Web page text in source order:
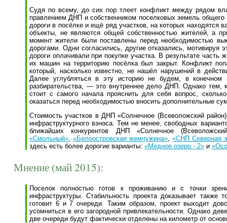
Судя по всему, до сих пор тлеет конфликт между рядом
правлением ДНП и собственником поселковых земель
дороги в посёлке и ещё ряд участков, на которых находятся
объекты, не являются общей собственностью жителей, а
момент жители были поставлены перед необходимостью
дорогами. Одни согласились, другие отказались, мотивируя
дороги оплачивали при покупке участка. В результате часть
их машин на территорию посёлка был закрыт. Конфликт
который, насколько известно, не нашёл нарушений в
Далее углубляться в эту историю не будем, в
разбирательства, — это внутреннее дело ДНП. Однако тем,
стоит с самого начала прояснить для себя вопрос,
оказаться перед необходимостью вносить дополнительные
Стоимость участков в ДНП «Солнечное (Всеволожский
инфраструктурного взноса. Тем не менее, свободных
ближайших конкурентов ДНП «Солнечное
«Смольный»,«Белоостровская жемчужина»,«СНП Северная
здесь есть более дорогие варианты: «Медное озеро - 2» и
Мнение (май 2015):
Поселок полностью готов к проживанию и с точки
инфраструктуры. Стабильность проекта доказывает также
готовит 6 и 7 очереди. Таким образом, проект выходит
усомниться в его загородной привлекательности. Однако
две очереди будут фактически отделены на километр от